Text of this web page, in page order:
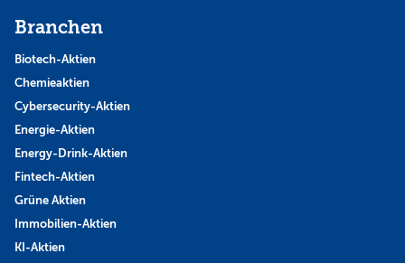
Branchen
Biotech-Aktien
Chemieaktien
Cybersecurity-Aktien
Energie-Aktien
Energy-Drink-Aktien
Fintech-Aktien
Grüne Aktien
Immobilien-Aktien
KI-Aktien